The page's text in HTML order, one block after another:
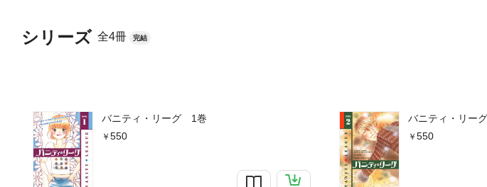
シリーズ 全4冊 完結
バニティ・リーグ 1巻
550
バニティ・リー
550